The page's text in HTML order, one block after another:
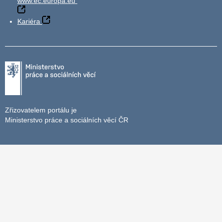
Kariéra
Zřizovatelem portálu je
Ministerstvo práce a sociálních věcí ČR